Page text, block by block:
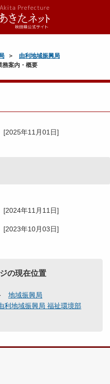
由利地域振興局
務案内・概要
[2025年11月01日]
[2024年11月11日]
[2023年10月03日]
の現在位置
地域振興局
利地域振興局 福祉環境部